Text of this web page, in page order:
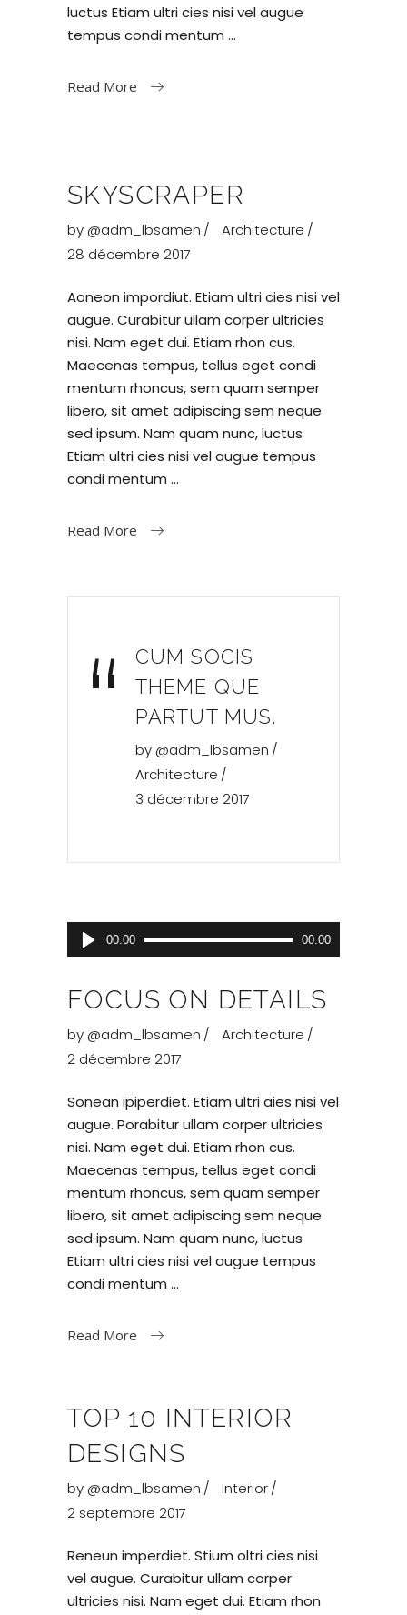
luctus Etiam ultri cies nisi vel augue
tempus condi mentum
Read More
SKYSCRAPER
by @adm_lbsamen
Architecture
28 décembre 2017
Aoneon impordiut. Etiam ultri cies nisi vel
augue. Curabitur ullam corper ultricies
nisi. Nam eget dui. Etiam rhon cus.
Maecenas tempus, tellus eget condi
mentum rhoncus, sem quam semper
libero, sit amet adipiscing sem neque
sed ipsum. Nam quam nunc, luctus
Etiam ultri cies nisi vel augue tempus
condi mentum
Read More
“
CUM SOCIS
THEME QUE
PARTUT MUS.
by @adm_lbsamen
Architecture
3 décembre 2017
Lecteur
audio
00:00 00:00
FOCUS ON DETAILS
by @adm_lbsamen
Architecture
2 décembre 2017
Sonean ipiperdiet. Etiam ultri aies nisi vel
augue. Porabitur ullam corper ultricies
nisi. Nam eget dui. Etiam rhon cus.
Maecenas tempus, tellus eget condi
mentum rhoncus, sem quam semper
libero, sit amet adipiscing sem neque
sed ipsum. Nam quam nunc, luctus
Etiam ultri cies nisi vel augue tempus
condi mentum
Read More
TOP 10 INTERIOR
DESIGNS
by @adm_lbsamen
Interior
2 septembre 2017
Reneun imperdiet. Stium oltri cies nisi
vel augue. Curabitur ullam corper
ultricies nisi. Nam eget dui. Etiam rhon